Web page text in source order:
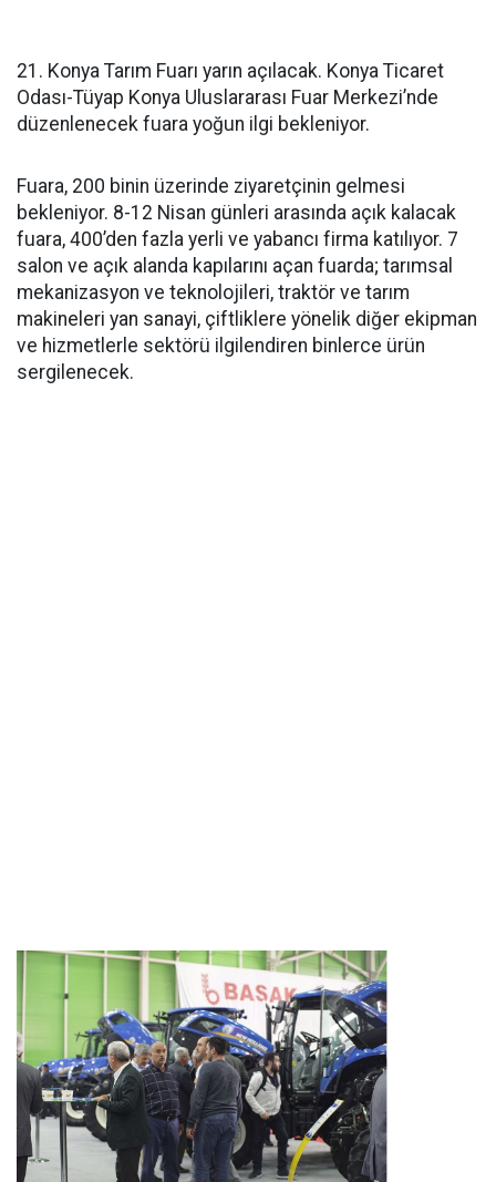
21. Konya Tarım Fuarı yarın açılacak. Konya Ticaret
Odası-Tüyap Konya Uluslararası Fuar Merkezi’nde
düzenlenecek fuara yoğun ilgi bekleniyor.
Fuara, 200 binin üzerinde ziyaretçinin gelmesi
bekleniyor. 8-12 Nisan günleri arasında açık kalacak
fuara, 400’den fazla yerli ve yabancı firma katılıyor. 7
salon ve açık alanda kapılarını açan fuarda; tarımsal
mekanizasyon ve teknolojileri, traktör ve tarım
makineleri yan sanayi, çiftliklere yönelik diğer ekipman
ve hizmetlerle sektörü ilgilendiren binlerce ürün
sergilenecek.